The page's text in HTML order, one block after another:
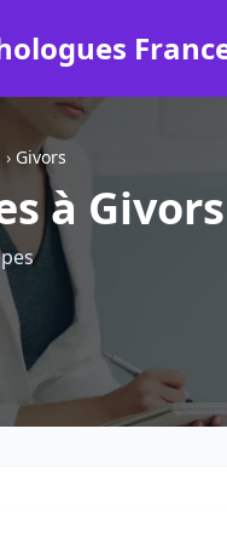
› Givors
à Givors